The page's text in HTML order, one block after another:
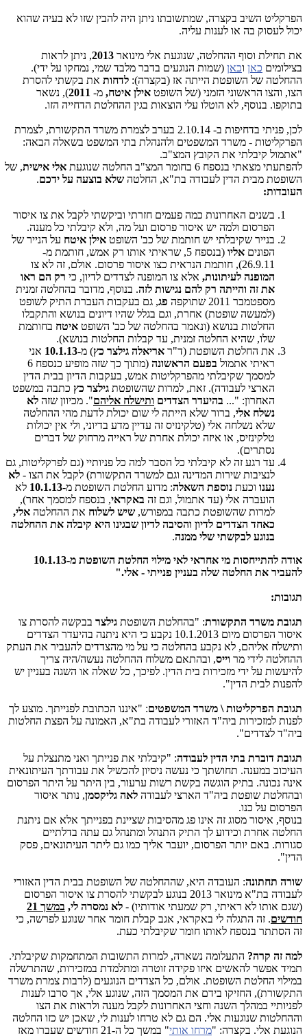
הפרקליט השיב בקצרה, שמתשובתו ניתן היה להבין שזו לא בעיה שהוא
יכול לעסוק בה או לענות עליה.
את תחילת וסוף ההחלטה, שנוגעת אלי מינואר 2013, ניתן לראות
בצילומים כאן וכאן (שמות הנוגעים בדבר מלבד שמי, נמחקו על ידי).
ההחלטה של השופטת הייתה אז (בקצרה): לדחות את בקשתי להסרת
הצו, והצו הראשוני הזמני (של השופט אילן איטח, מ- 2011), נשאר
בתוקפו. בנוסף, לא הוטלו עלי הוצאות בגין ההחלטת הדחייה הזו.
לכן, פניתי בדחיפות ב- 2.10.14 בערב לצמרת משרד התקשורת, לצמרת
הפרקליטות - משרד המשפטים ולהנהלת בתי המשפט בשאלה הבאה:
"אתמול קיבלתי את הקובץ המצ"ב.
להפתעתי מצאתי בנספח 6 בחומר המצ"ב החלטה שנוגעת
אלי אישית, של
השופטת מבית הדין לעבודה בת"א, החלטה שלא בוצעה על ידכם.
העובדות:
בשנים האחרונות כמה פעמים חזרתי וביקשתי לקבל את צו איסור
הפרסום ולמה יש איסור פרסום ועל מה, ולא קיבלתי כל מענה.
בנייר שקיבלתי יש חותמת של כב' השופט אילן איטח על הנייר של
הפונים אליו
(בנספח 5, שראיתי אותו רק אמש, חותמת מ-
26.9.11), חותמת הנראית כצו איסור פרסום. אולם, זה לא צו
המופנה לעיתונות, אלא צו המופנה לצדדים לדיון, כי רק הם ראו
את זה והייתה רק להם נגישות לזה. בנוסף, מדובר בהחלטה זמנית
מספטמבר 2011 שתוקפה
פג, גם בעקבות העברת התיק לשופט
(למעשה שופטת) אחרת, וגם בגלל שהיו דיונים בנושא והתקבלו
החלטות בנושא (ונאמר בהחלטה של כב' השופט איטח בחותמת
שלו, שהיא החלטה זמנית, עד קבלות החלטות בנושא).
את החלטת השופטת (ד"ר אריאלה גילצר כץ) מ-10.1.13 אני
ראיתי אתמול בפעם הראשונה
(מתוך כך שזה מופיע כנספח 6
למסמך שקיבלתי מהפרקליטות אמש, בעקבות הדיון בבית הדין
הארצי לעבודה). זאת, למרות שהשופטת גילצר כץ כתבה במשפט
האחרון: "... בהיעדר הצדדים ותישלח אליהם". מכיוון שזה לא
נשלח אלי, ברור שלא הייתה לי שום יכולת לדעת מהי ההחלטה
שלא נשלחה אלי (טלקינזיס זה עדיין מדע בדיוני, ולי אין יכולות
טלקינזיס, או איזה יכולת אחרת של ראייה מרחוק של דברים
נסתרים).
עד רגע זה לא קיבלתי כל הסבר למה כל פניותיי (גם לפרקליטות, גם
לנציבות שירות המדינה וגם למשרד התקשורת) לקבל את הצו - לא
נענו וכעת נוספת השאלה: מדוע החלטת השופטת מ-10.1.13 לא
הועברה אלי (עד אתמול, וגם זה באקראי, בנספח למסמך אחר),
למרות שהשופטת כתבה במפורש, שיש לשלוח את ההחלטה אלי,
כאחד הצדדים לדיון והסיבה לדיון שבגינו היא קיבלה את ההחלטה
בנוגע לבקשתי שלי ממנה.
אודה להתייחסות מי אחראי לאי מילוי החלטת השופטת מ-10.1.13
להעביר את החלטה שלה בעניין פנייתי - אלי."
תגובות:
תגובת משרד התקשורת: "בהחלטת השופטת גילצר בבקשה להסרת צו
איסור הפרסום מיום 10.1.2013 נקבע כי היא ניתנה בהיעדר הצדדים
ותישלח אליהם, לא נקבע בהחלטה כי על מי מהצדדים להעביר את העתק
ההחלטה לידי מר וייס, ובהתאם משלוח ההחלטה נעשה/היה צריך
להיעשות על ידי מזכירות בית הדין. לפיכך, כל שאלה או השגה בעניין יש
להפנות לבית הדין".
תגובת הפרקליטות \ משרד המשפטים: "איננו הכתובת לפנייתך. מוצע לך
לפנות למזכירות ביה"ד האזורי לעבודה בת"א, האמונה על הפצת החלטות
ביה"ד לצדדים".
תגובת דוברת בתי הדין לעבודה: "קיבלתי את פנייתך ואני מתנצלת על
העיכוב במענה. תחושתך כי נעשה ניסיון להכשיל את עבודתך העיתונאית
אינה נכונה. בתיק הוגשה בקשת רשות ערעור, בין היתר על היתר הפרסום
ובהחלטת שופטת ביה"ד הארצי לעבודה לאה גליקסמן, נותר איסור
הפרסום על כנו.
בנוסף, איסור מסוג זה אינו פג מהסיבות שציינת בפנייתך אלא אם ניתנת
החלטה אחרת וכידוע לך התיק התנהל ומתנהל גם עתה בדלתיים
סגורות. באם יותר הפרסום, יועבר אליך כמו גם ליתר העיתונאים, פסק
הדין".
שורה תחתונה: העובדה היא, שההחלטה של השופטת בבית הדין האזורי
לעבודה בת"א מינואר 2013 בנוגע לבקשתי להסרת צו איסור הפרסום
(שגם אותו לא ראיתי, רק שמעתי אודותיו) - לא נמסרה לי,
במשך 21
חודשים. זה התגלה לי באקראי, אגב קבלת חומר אחר שנוגע לפרשה, כי
זה הסתתר בנספח לאותו חומר שקיבלתי כעת.
למה זה קרה? התעלומה נשארה, למרות התשובות המתחמקות שקיבלתי.
תמיד אפשר להאשים איזו פקידה זוטרה ומתלמדת במזכירות, שהתרשלה
במילוי החלטת השופטת. אולם, כל הצדדים הנוגעים (לרבות צמרת משרד
התקשורת), החזיקו בידם את המסמך הזה, שנוגע אלי, אך סרבו לענות
לפניותיי במהלך השנה וחצי האחרונות לקבל מענה ולראות את הצו
וההחלטות שנוגעות אלי. הם גם לא טרחו לענות לי, שאכן יש כזו החלטה
הנוגעת אלי. בקצרה: "מרחו אותי " במשך כל ה-21 חודשים שעברו מאז